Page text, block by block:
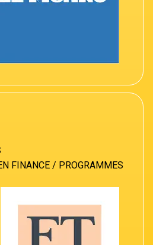
FINANCE / PROGRAMMES